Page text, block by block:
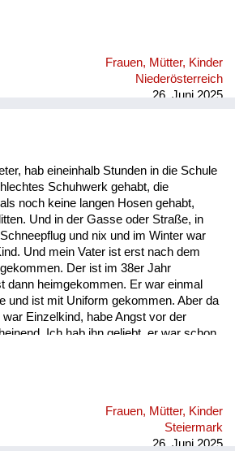
haben. Ich selbst habe das nie erlebt.
Frauen, Mütter, Kinder
Niederösterreich
26. Juni 2025
hab eineinhalb Stunden in die Schule
Schuhwerk gehabt, die
noch keine langen Hosen gehabt,
Und in der Gasse oder Straße, in
und nix und im Winter war
Und mein Vater ist erst nach dem
Der ist im 38er Jahr
dann heimgekommen. Er war einmal
und ist mit Uniform gekommen. Aber da
Einzelkind, habe Angst vor der
Ich hab ihn geliebt, er war schon
immer am Bahnhof fahren mit dem
halt nie dabei, sie hat auch keine
Frauen, Mütter, Kinder
Steiermark
26. Juni 2025